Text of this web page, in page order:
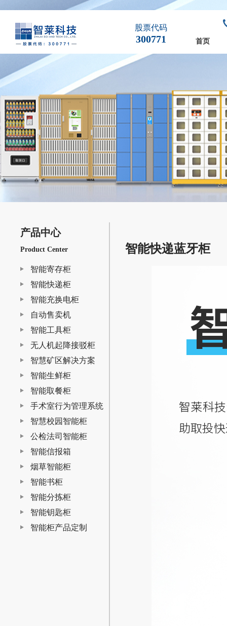
股票代码
300771 首页
产品中心
Product Center
智能寄存柜
智能快递柜
智能充换电柜
自动售卖机
智能工具柜
无人机起降接驳柜
智慧矿区解决方案
智能生鲜柜
智能取餐柜
手术室行为管理系统
智慧校园智能柜
公检法司智能柜
智能信报箱
烟草智能柜
智能书柜
智能分拣柜
智能钥匙柜
智能柜产品定制
智能快递蓝牙柜